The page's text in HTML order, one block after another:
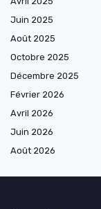
Juin 2025
Août 2025
Octobre 2025
Décembre 2025
Février 2026
Avril 2026
Juin 2026
Août 2026